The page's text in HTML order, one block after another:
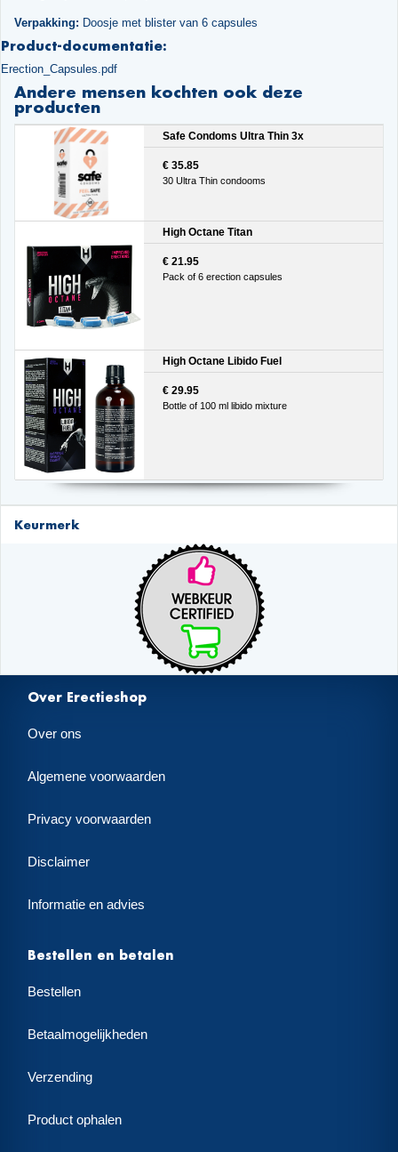
Verpakking: Doosje met blister van 6 capsules
Product-documentatie:
Erection_Capsules.pdf
Andere mensen kochten ook deze
producten
Safe Condoms Ultra Thin 3x
€ 35.85
30 Ultra Thin condooms
High Octane Titan
€ 21.95
Pack of 6 erection capsules
High Octane Libido Fuel
€ 29.95
Bottle of 100 ml libido mixture
Keurmerk
Over Erectieshop
Over ons
Algemene voorwaarden
Privacy voorwaarden
Disclaimer
Informatie en advies
Bestellen en betalen
Bestellen
Betaalmogelijkheden
Verzending
Product ophalen